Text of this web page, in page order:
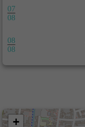
07
08
08
08
+